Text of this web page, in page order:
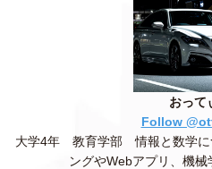
おって
Follow
大学4年 教育学部 情報と数学に
ングやWebアプリ、機械